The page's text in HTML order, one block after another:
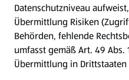
Folge uns hier:
Jetzt die HOFER App
Datenschutzniveau
Übermittlung Risiken
Behörden, fehlende
umfasst gemäß Art. 49 Abs.
Übermittlung in Drittstaaten